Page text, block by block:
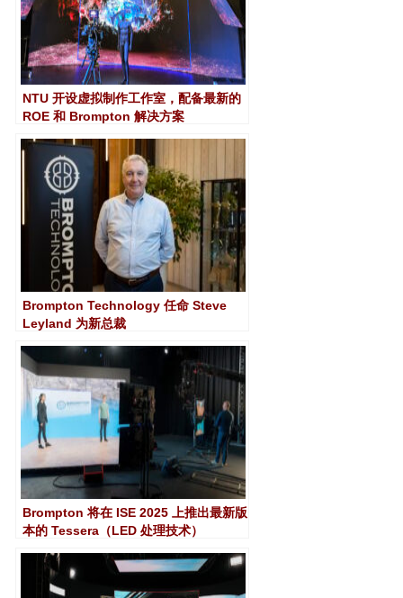
NTU 开设虚拟制作工作室，配备最新的
ROE 和 Brompton 解决方案
Brompton Technology 任命 Steve
Leyland 为新总裁
Brompton 将在 ISE 2025 上推出最新版
本的 Tessera（LED 处理技术）